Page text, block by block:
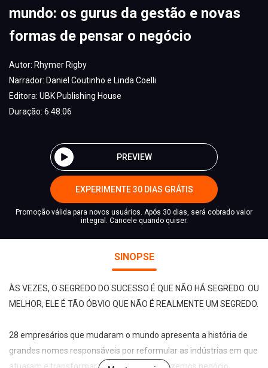
mundo: os gurus da gestão e novas
formas de pensar o negócio
Autor: Rhymer Rigby
Narrador: Daniel Coutinho e Linda Coelli
Editora: UBK Publishing House
Duração: 6:48:06
PREVIEW
EXPERIMENTE 30 DIAS GRÁTIS
Promoção válida para novos usuários. Após 30 dias, será cobrado valor
integral. Cancele quando quiser.
SINOPSE
ÀS VEZES, O SEGREDO DO SUCESSO É QUE NÃO HÁ SEGREDO. OU
MELHOR, ELE É TÃO ÓBVIO QUE NÃO É REALMENTE UM SEGREDO.
28 empresários que mudaram o mundo apresenta a história de
grandes nomes responsáveis por reformular as indústrias em que